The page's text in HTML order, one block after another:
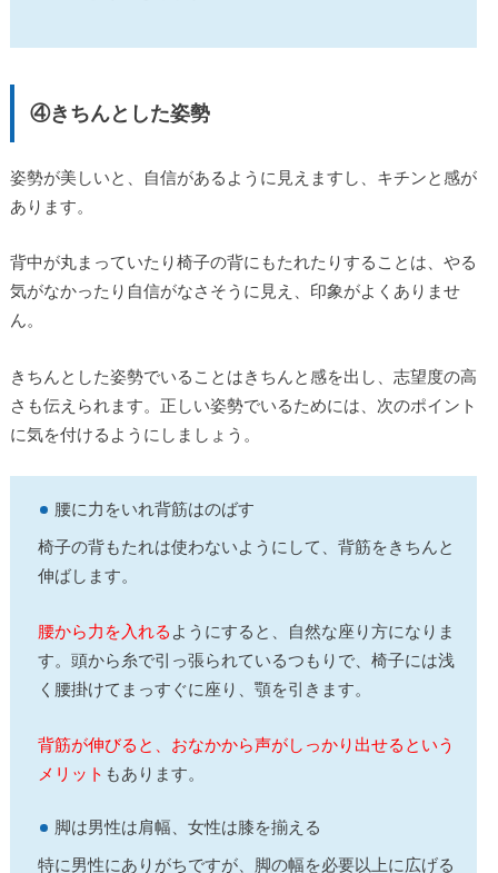
④きちんとした姿勢
姿勢が美しいと、自信があるように見えますし、キチンと感が
あります。
背中が丸まっていたり椅子の背にもたれたりすることは、やる
気がなかったり自信がなさそうに見え、印象がよくありませ
ん。
きちんとした姿勢でいることはきちんと感を出し、志望度の高
さも伝えられます。正しい姿勢でいるためには、次のポイント
に気を付けるようにしましょう。
腰に力をいれ背筋はのばす
椅子の背もたれは使わないようにして、背筋をきちんと
伸ばします。
腰から力を入れる ようにすると、自然な座り方になりま
す。頭から糸で引っ張られているつもりで、椅子には浅
く腰掛けてまっすぐに座り、顎を引きます。
背筋が伸びると、おなかから声がしっかり出せるという
メリット もあります。
脚は男性は肩幅、女性は膝を揃える
特に男性にありがちですが、脚の幅を必要以上に広げる